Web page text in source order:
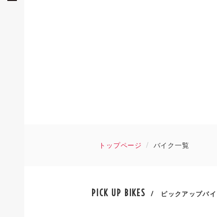
トップページ バイク一覧
PICK UP BIKES / ピックアップバ